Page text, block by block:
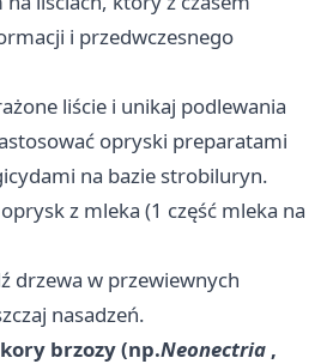
i przedwczesnego
liście i unikaj podlewania
opryski preparatami
na bazie strobiluryn.
z mleka (1 część mleka na
drzewa w przewiewnych
nasadzeń.
brzozy (np.Neonectria ,